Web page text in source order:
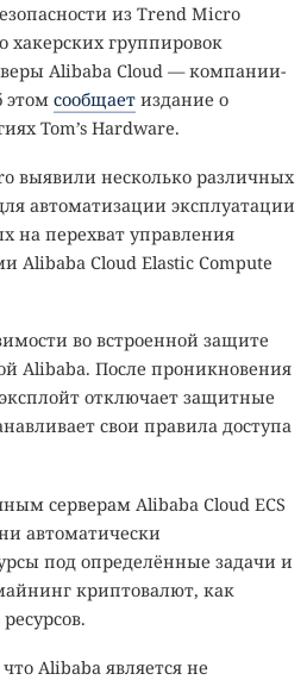
из Trend Micro
хакерских группировок
Alibaba Cloud — компании-
этом сообщает издание о
Tom’s Hardware.
выявили несколько различных
автоматизации эксплуатации
на перехват управления
Alibaba Cloud Elastic Compute
во встроенной защите
Alibaba. После проникновения
отключает защитные
свои правила доступа
серверам Alibaba Cloud ECS
автоматически
под определённые задачи и
криптовалют, как
Alibaba является не